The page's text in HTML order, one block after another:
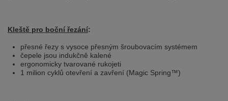
Zdá se, že Váš prohlížeč je v jiném jazyce, než jaký je momentálně používán.
Tato stránka je k dispozici i v češtině. Chcete přepnout na českou verzi?
Přepnout na českou verzi Zůstaňte v této verzi
Kleště pro boční řezání:
přesné řezy s vysoce přesným šroubovacím systémem
čepele jsou indukčně kalené
ergonomicky tvarované rukojeti
1 milion cyklů otevření a zavření (Magic Spring™)